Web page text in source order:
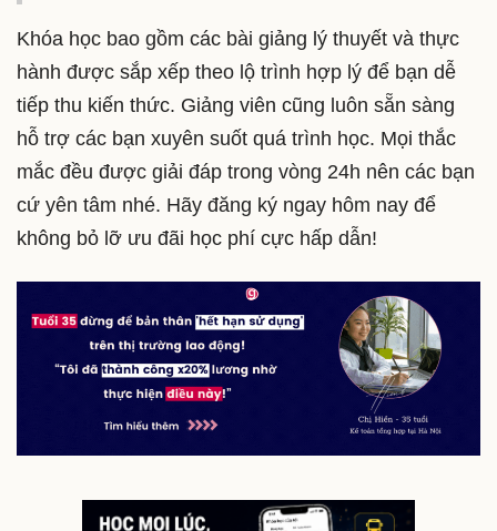
Khóa học bao gồm các bài giảng lý thuyết và thực
hành được sắp xếp theo lộ trình hợp lý để bạn dễ
tiếp thu kiến thức. Giảng viên cũng luôn sẵn sàng
hỗ trợ các bạn xuyên suốt quá trình học. Mọi thắc
mắc đều được giải đáp trong vòng 24h nên các bạn
cứ yên tâm nhé. Hãy đăng ký ngay hôm nay để
không bỏ lỡ ưu đãi học phí cực hấp dẫn!